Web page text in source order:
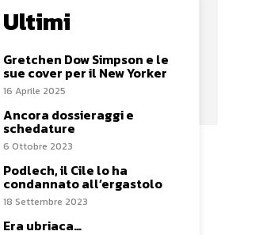
Ultimi
Gretchen Dow Simpson e le
sue cover per il New Yorker
16 Aprile 2025
Ancora dossieraggi e
schedature
6 Ottobre 2023
Podlech, il Cile lo ha
condannato all’ergastolo
18 Settembre 2023
Era ubriaca…